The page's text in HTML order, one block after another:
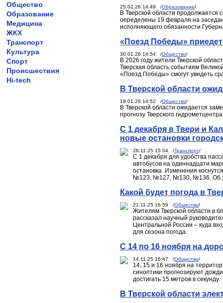
Общество
Образование
Медицина
ЖКХ
Транспорт
Культура
Спорт
Происшествия
Hi-tech
25.02.26 14:49 /Образование/
В Тверской области
определены 19 февраля на
исполняющего обязанности
«Поезд Победы»
30.01.26 14:54 /Общество/
В 2026 году жители Тверской
Тверская область событиям
«Поезд Победы» смогут увидеть
В Тверской области
19.01.26 14:52 /Общество/
В Тверской области ожидается
прогнозу Тверского
С 1 декабря в Твери и
новые остановки
28.11.25 15:04 /Транспорт/
С 1 декабря для удобства
автобусов на одиннадцати
остановка. Изменения
№123, №127, №130, №136. Об
Какой будет погода в
21.11.25 16:59 /Общество/
Жителям Тверской области в
рассказал научный
Центральной России – куда
для сезона погода.
С 14 по 16 ноября на
14.11.25 16:47 /Общество/
14, 15 и 16 ноября на
синоптики прогнозируют
достигать 15 метров в секунду.
В Тверской области